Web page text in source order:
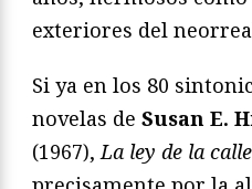
exteriores del
Si ya en los 80
novelas de Susan E.
(1967), La ley de la calle